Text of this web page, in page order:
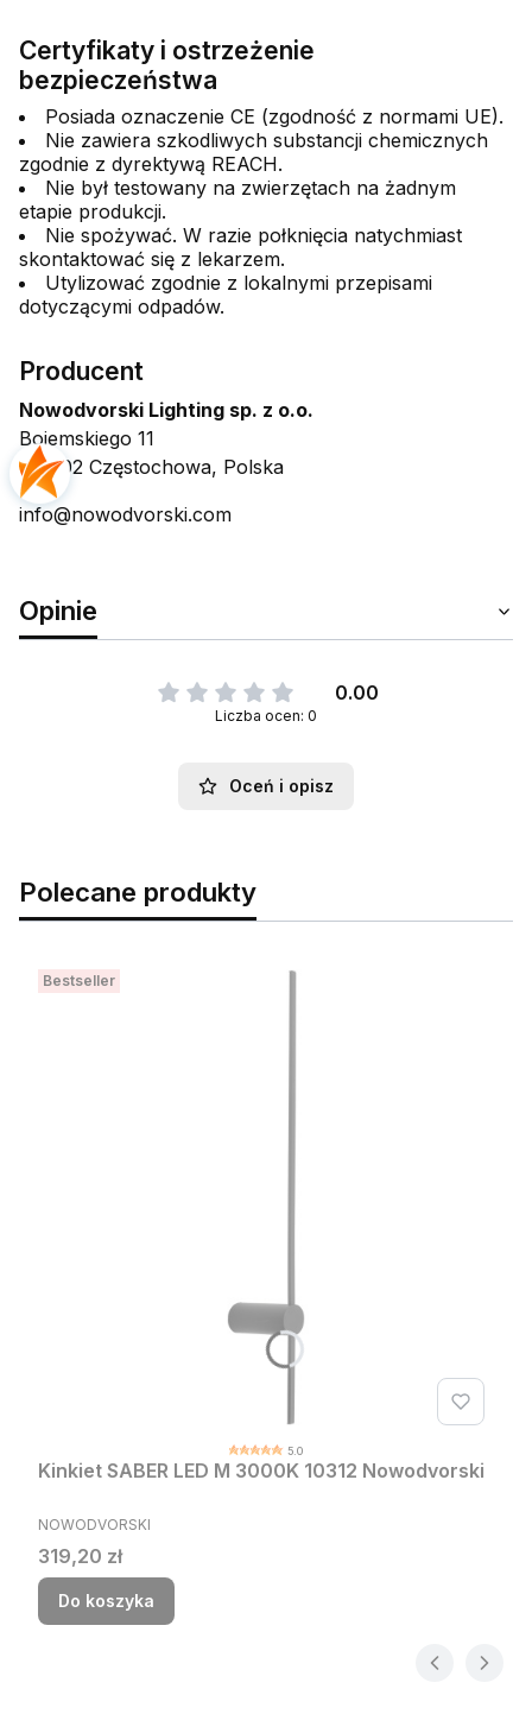
Certyfikaty i ostrzeżenie
bezpieczeństwa
Posiada oznaczenie CE (zgodność z normami UE).
Nie zawiera szkodliwych substancji chemicznych
zgodnie z dyrektywą REACH.
Nie był testowany na zwierzętach na żadnym
etapie produkcji.
Nie spożywać. W razie połknięcia natychmiast
skontaktować się z lekarzem.
Utylizować zgodnie z lokalnymi przepisami
dotyczącymi odpadów.
Producent
Nowodvorski Lighting sp. z o.o.
Bojemskiego 11
42-202 Częstochowa, Polska
info@nowodvorski.com
Opinie
0.00
Liczba ocen: 0
Oceń i opisz
Polecane produkty
Bestseller
5.0
Kinkiet SABER LED M 3000K 10312 Nowodvorski
PRODUCENT
NOWODVORSKI
Cena
319,20 zł
Do koszyka